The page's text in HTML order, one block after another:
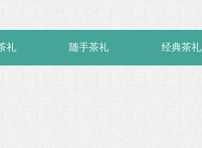
礼 随手茶礼 经典茶礼